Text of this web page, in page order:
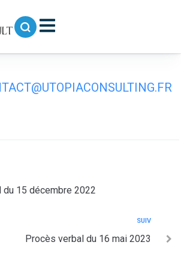
du 06 avril 2023
du 15 décembre 2022
SUIV
Procès verbal du 16 mai 2023